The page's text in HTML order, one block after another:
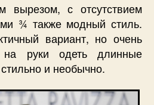
вырезом, с отсутствием
¾ также модный стиль.
вариант, но очень
на руки одеть длинные
и необычно.